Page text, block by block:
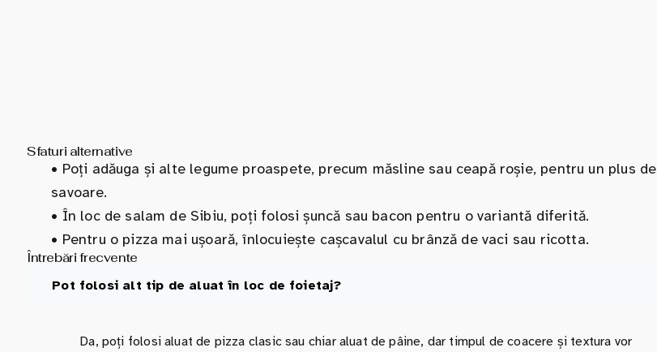
Sfaturi alternative
• Poți adăuga și alte legume proaspete, precum măsline sau ceapă roșie, pentru un plus de
savoare.
• În loc de salam de Sibiu, poți folosi șuncă sau bacon pentru o variantă diferită.
• Pentru o pizza mai ușoară, înlocuiește cașcavalul cu brânză de vaci sau ricotta.
Întrebări frecvente
Pot folosi alt tip de aluat în loc de foietaj?
Da, poți folosi aluat de pizza clasic sau chiar aluat de pâine, dar timpul de coacere și textura vor